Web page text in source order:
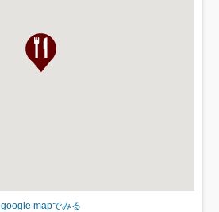
google mapでみる